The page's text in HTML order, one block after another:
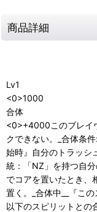
商品詳細
Lv1
<0>1000
合体
<0>+4000このブレイ
クできない。_合体条
始時』自分のトラッシ
統：「NZ」を持つ自
でコアを置いたとき、
置く。_合体中__『こ
以下のスピリットとの